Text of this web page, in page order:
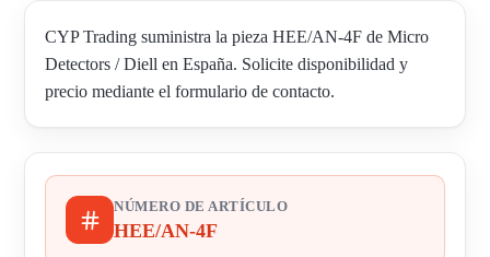
CYP Trading suministra la pieza HEE/AN-4F de Micro
Detectors / Diell en España. Solicite disponibilidad y
precio mediante el formulario de contacto.
NÚMERO DE ARTÍCULO
HEE/AN-4F